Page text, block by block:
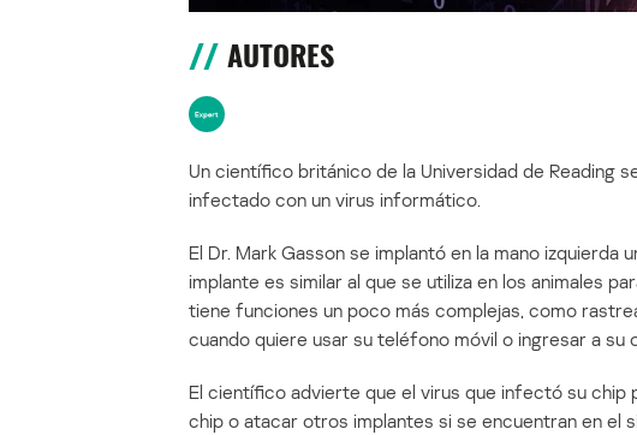
AUTORES
Un científico británico de la Universidad de Reading
infectado con un virus informático.
El Dr. Mark Gasson se implantó en la mano
implante es similar al que se utiliza en los animales
tiene funciones un poco más complejas, como
cuando quiere usar su teléfono móvil o ingresar a su
El científico advierte que el virus que infectó su
chip o atacar otros implantes si se encuentran en el